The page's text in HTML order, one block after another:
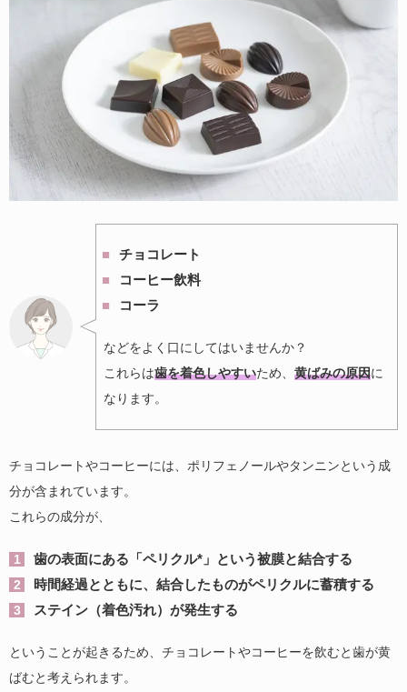
チョコレート
コーヒー飲料
コーラ
などをよく口にしてはいませんか？
これらは歯を着色しやすいため、 黄ばみの原因に
なります。
チョコレートやコーヒーには、ポリフェノールやタンニンという成
分が含まれています。
これらの成分が、
歯の表面にある「ペリクル*」という被膜と結合する
時間経過とともに、結合したものがペリクルに蓄積する
ステイン（着色汚れ）が発生する
ということが起きるため、チョコレートやコーヒーを飲むと歯が黄
ばむと考えられます。